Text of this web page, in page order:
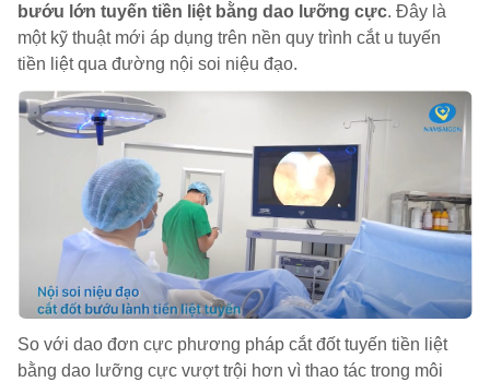
bướu lớn tuyến tiền liệt bằng dao lưỡng cực. Đây là
một kỹ thuật mới áp dụng trên nền quy trình cắt u tuyến
tiền liệt qua đường nội soi niệu đạo.
So với dao đơn cực phương pháp cắt đốt tuyến tiền liệt
bằng dao lưỡng cực vượt trội hơn vì thao tác trong môi